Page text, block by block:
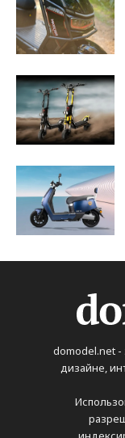
domodel.net -
дизайне,